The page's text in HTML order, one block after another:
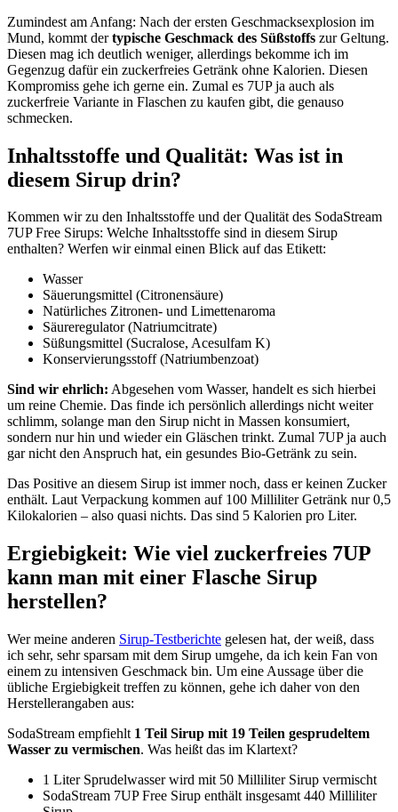
Zumindest am Anfang: Nach der ersten Geschmacksexplosion im
Mund, kommt dertypische Geschmack des Süßstoffs zur Geltung.
Diesen mag ich deutlich weniger, allerdings bekomme ich im
Gegenzug dafür ein zuckerfreies Getränk ohne Kalorien. Diesen
Kompromiss gehe ich gerne ein. Zumal es 7UP ja auch als
zuckerfreie Variante in Flaschen zu kaufen gibt, die genauso
schmecken.
Inhaltsstoffe und Qualität: Was ist in
diesem Sirup drin?
Kommen wir zu den Inhaltsstoffe und der Qualität des SodaStream
7UP Free Sirups: Welche Inhaltsstoffe sind in diesem Sirup
enthalten? Werfen wir einmal einen Blick auf das Etikett:
Wasser
Säuerungsmittel (Citronensäure)
Natürliches Zitronen- und Limettenaroma
Säureregulator (Natriumcitrate)
Süßungsmittel (Sucralose, Acesulfam K)
Konservierungsstoff (Natriumbenzoat)
Sind wir ehrlich: Abgesehen vom Wasser, handelt es sich hierbei
um reine Chemie. Das finde ich persönlich allerdings nicht weiter
schlimm, solange man den Sirup nicht in Massen konsumiert,
sondern nur hin und wieder ein Gläschen trinkt. Zumal 7UP ja auch
gar nicht den Anspruch hat, ein gesundes Bio-Getränk zu sein.
Das Positive an diesem Sirup ist immer noch, dass er keinen Zucker
enthält. Laut Verpackung kommen auf 100 Milliliter Getränk nur 0,5
Kilokalorien – also quasi nichts. Das sind 5 Kalorien pro Liter.
Ergiebigkeit: Wie viel zuckerfreies 7UP
kann man mit einer Flasche Sirup
herstellen?
Wer meine anderen Sirup-Testberichte gelesen hat, der weiß, dass
ich sehr, sehr sparsam mit dem Sirup umgehe, da ich kein Fan von
einem zu intensiven Geschmack bin. Um eine Aussage über die
übliche Ergiebigkeit treffen zu können, gehe ich daher von den
Herstellerangaben aus:
SodaStream empfiehlt 1 Teil Sirup mit 19 Teilen gesprudeltem
Wasser zu vermischen. Was heißt das im Klartext?
1 Liter Sprudelwasser wird mit 50 Milliliter Sirup vermischt
SodaStream 7UP Free Sirup enthält insgesamt 440 Milliliter